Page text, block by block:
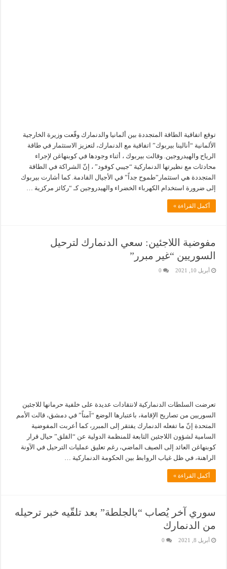
توقع اتفاقية الطاقة المتجددة بين ألمانيا والدنمارك وقّعت وزيرة الخارجية
الألمانية “أنالينا بيربوك” اتفاقية مع الدنمارك، لتعزيز الاستثمار في طاقة
الرياح والهيدروجين. وقالت بيربوك ، أثناء وجودها في كوبنهاغن لإجراء
محادثات مع نظيرتها الدنماركية “جيبي كوفود” ، إنّ الشراكة في الطاقة
المتجددة هي استثمار”طموح جداً” في الأجيال القادمة. كما أشارت بيربوك
إلى ضرورة استخدام الكهرباء الخضراء والهيدروجين كـ “ركائز مركزية …
أكمل القراءة »
مفوضية اللاجئين: سعي الدنمارك لترحيل
السوريين “غير مبرر”
أبريل 10, 2021 0
تعرضت السلطات الدنماركية لانتقادات عديدة على خلفية حرمانها للاجئين
السوريين من تصاريح الإقامة، باعتبارها الوضع “آمناً” في دمشق، قالت الأمم
المتحدة إنّ ما تفعله الدنمارك يفتقر إلى المبرر، كما أعربت المفوضية
السامية لشؤون اللاجئين التابعة للمنظمة الدولية عن “القلق” حيال قرار
كوبنهاغن العائد إلى الصيف الماضي، رغم تعليق عمليات الترحيل في الآونة
الراهنة، في ظل غياب الروابط بين الحكومة الدنماركية …
أكمل القراءة »
سوري آخر يُصاب “بالجلطة” بعد تلقّيه خبر ترحيله
من الدنمارك
أبريل 8, 2021 0